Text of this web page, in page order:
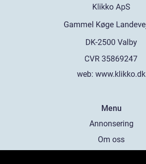
web: www.klikko.dk
Menu
Annonsering
Om oss